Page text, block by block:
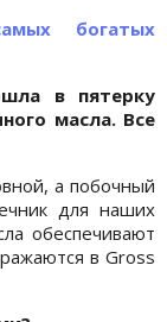
богатых
в пятерку
масла. Все
а побочный
для наших
обеспечивают
в Gross